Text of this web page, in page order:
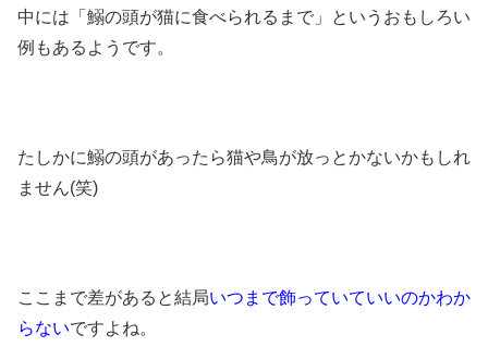
中には「鰯の頭が猫に食べられるまで」というおもしろい
例もあるようです。
たしかに鰯の頭があったら猫や鳥が放っとかないかもしれ
ません(笑)
ここまで差があると結局いつまで飾っていていいのかわか
らないですよね。